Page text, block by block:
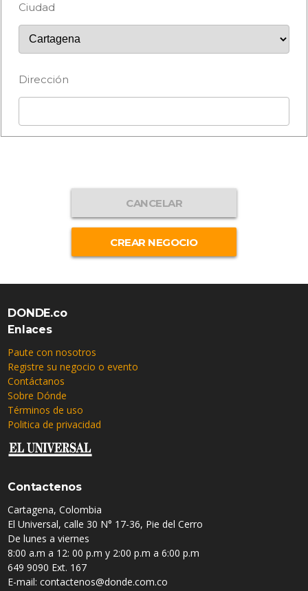
Ciudad
Dirección
CANCELAR
CREAR NEGOCIO
DONDE.co
Enlaces
Paute con nosotros
Registre su negocio o evento
Contáctanos
Sobre Dónde
Términos de uso
Politica de privacidad
Contactenos
Cartagena, Colombia
El Universal, calle 30 N° 17-36, Pie del Cerro
De lunes a viernes
8:00 a.m a 12: 00 p.m y 2:00 p.m a 6:00 p.m
649 9090 Ext. 167
E-mail: contactenos@donde.com.co